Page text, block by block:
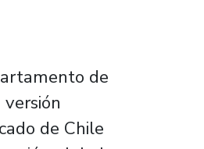
de
de Chile